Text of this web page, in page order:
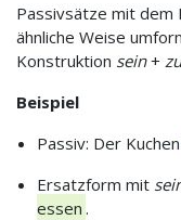
Passivsätze mit dem
ähnliche Weise
Konstruktion sein+ zu
Beispiel
Passiv: Der Kuchen
Ersatzform mit
essen .